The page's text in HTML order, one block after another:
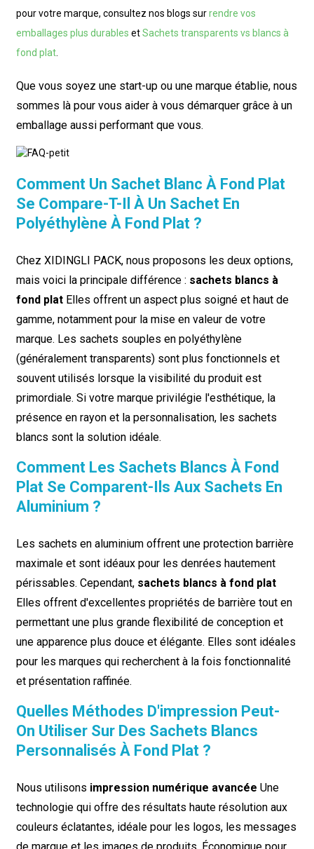
pour votre marque, consultez nos blogs surrendre vos
emballages plus durables etSachets transparents vs blancs à
fond plat.
Que vous soyez une start-up ou une marque établie, nous
sommes là pour vous aider à vous démarquer grâce à un
emballage aussi performant que vous.
Comment Un Sachet Blanc À Fond Plat
Se Compare-T-Il À Un Sachet En
Polyéthylène À Fond Plat ?
Chez XIDINGLI PACK, nous proposons les deux options,
mais voici la principale différence : sachets blancs à
fond platElles offrent un aspect plus soigné et haut de
gamme, notamment pour la mise en valeur de votre
marque. Les sachets souples en polyéthylène
(généralement transparents) sont plus fonctionnels et
souvent utilisés lorsque la visibilité du produit est
primordiale. Si votre marque privilégie l'esthétique, la
présence en rayon et la personnalisation, les sachets
blancs sont la solution idéale.
Comment Les Sachets Blancs À Fond
Plat Se Comparent-Ils Aux Sachets En
Aluminium ?
Les sachets en aluminium offrent une protection barrière
maximale et sont idéaux pour les denrées hautement
périssables. Cependant, sachets blancs à fond plat
Elles offrent d'excellentes propriétés de barrière tout en
permettant une plus grande flexibilité de conception et
une apparence plus douce et élégante. Elles sont idéales
pour les marques qui recherchent à la fois fonctionnalité
et présentation raffinée.
Quelles Méthodes D'impression Peut-
On Utiliser Sur Des Sachets Blancs
Personnalisés À Fond Plat ?
Nous utilisons impression numérique avancée Une
technologie qui offre des résultats haute résolution aux
couleurs éclatantes, idéale pour les logos, les messages
de marque et les images de produits. Économique pour